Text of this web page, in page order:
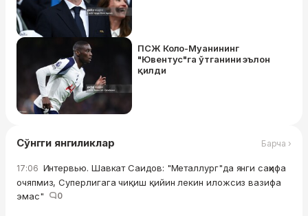
ПСЖ Коло-Муанининг
"Ювентус"га ўтганини эълон
қилди
Сўнгги янгиликлар Барча ›
17:06 Интервью. Шавкат Саидов: "Металлург"да янги саҳифа
очяпмиз, Суперлигага чиқиш қийин лекин иложсиз вазифа
эмас"
0